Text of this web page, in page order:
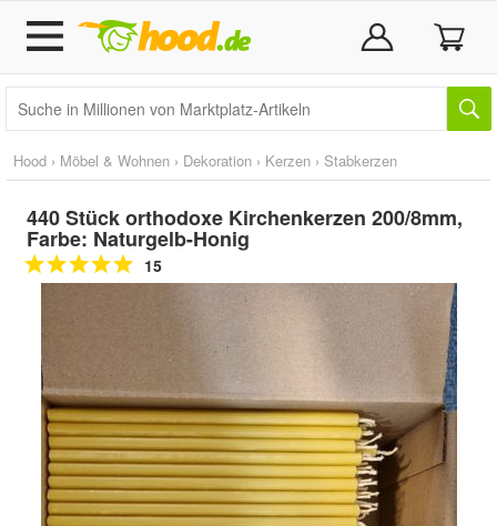
Hood › Möbel & Wohnen › Dekoration › Kerzen › Stabkerzen
440 Stück orthodoxe Kirchenkerzen 200/8mm,
Farbe: Naturgelb-Honig
15